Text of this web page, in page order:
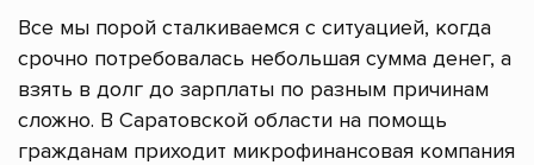
Все мы порой сталкиваемся с ситуацией, когда
срочно потребовалась небольшая сумма денег, а
взять в долг до зарплаты по разным причинам
сложно. В Саратовской области на помощь
гражданам приходит микрофинансовая компания